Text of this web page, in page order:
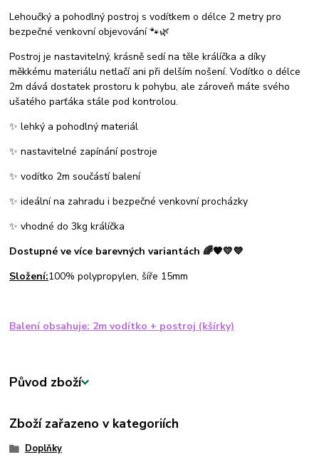
Lehoučký a pohodlný postroj s vodítkem o délce 2 metry pro
bezpečné venkovní objevování 🐾🌿
Postroj je nastavitelný, krásně sedí na těle králíčka a díky
měkkému materiálu netlačí ani při delším nošení. Vodítko o délce
2m dává dostatek prostoru k pohybu, ale zároveň máte svého
ušatého parťáka stále pod kontrolou.
✨ lehký a pohodlný materiál
✨ nastavitelné zapínání postroje
✨ vodítko 2m součástí balení
✨ ideální na zahradu i bezpečné venkovní procházky
✨ vhodné do 3kg králíčka
Dostupné ve více barevných variantách 🌈🧡💛💜
Složení:100% polypropylen, šíře 15mm
Balení obsahuje: 2m vodítko + postroj (kšírky)
Původ zboží
Zboží zařazeno v kategoriích
Doplňky